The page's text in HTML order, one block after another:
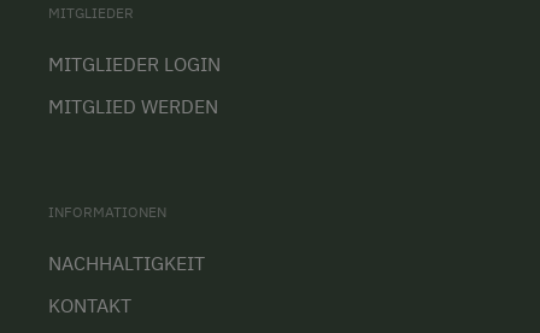
MITGLIEDER
MITGLIEDER LOGIN
MITGLIED WERDEN
INFORMATIONEN
NACHHALTIGKEIT
KONTAKT